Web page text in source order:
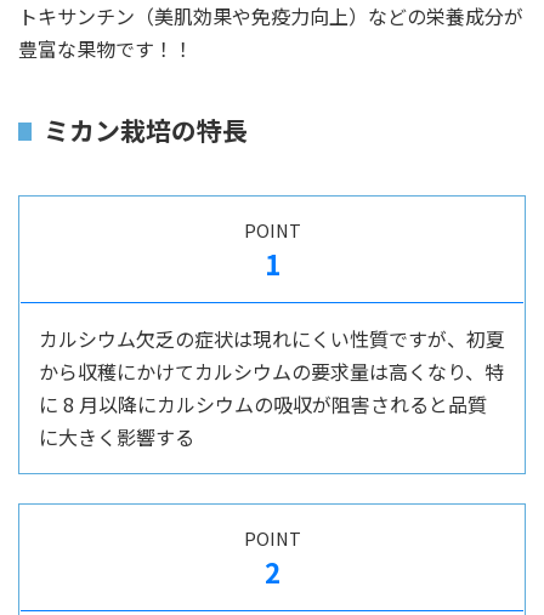
トキサンチン（美肌効果や免疫力向上）などの栄養成分が
豊富な果物です！！
ミカン栽培の特長
POINT
1
カルシウム欠乏の症状は現れにくい性質ですが、初夏
から収穫にかけてカルシウムの要求量は高くなり、特
に 8 月以降にカルシウムの吸収が阻害されると品質
に大きく影響する
POINT
2